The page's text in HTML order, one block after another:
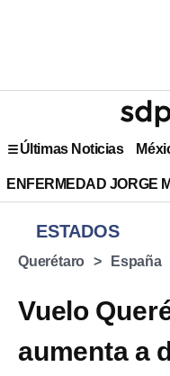
Últimas Noticias
ENFERMEDAD JORGE
ESTADOS
Querétaro España
Vuelo
aumenta a